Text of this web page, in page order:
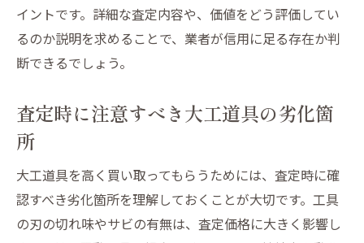
イントです。詳細な査定内容や、価値をどう評価してい
るのか説明を求めることで、業者が信用に足る存在か判
断できるでしょう。
査定時に注意すべき大工道具の劣化箇
所
大工道具を高く買い取ってもらうためには、査定時に確
認すべき劣化箇所を理解しておくことが大切です。工具
の刃の切れ味やサビの有無は、査定価格に大きく影響し